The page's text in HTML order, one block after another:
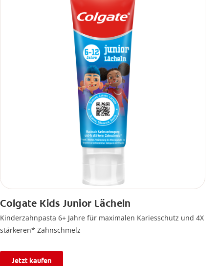
Colgate Kids Junior Lächeln
Kinderzahnpasta 6+ Jahre für maximalen Kariesschutz und 4X
stärkeren* Zahnschmelz
Jetzt kaufen